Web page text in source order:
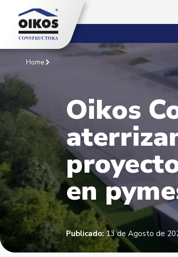
Home
Oikos
en
Publicado: 13 de Agosto de